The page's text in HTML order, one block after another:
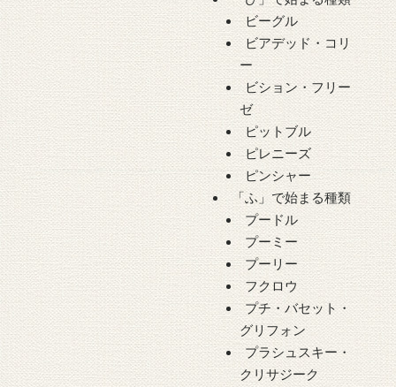
ビーグル
ビアデッド・コリ
ー
ビション・フリー
ゼ
ピットブル
ピレニーズ
ピンシャー
「ふ」で始まる種類
プードル
プーミー
プーリー
フクロウ
プチ・バセット・
グリフォン
プラシュスキー・
クリサジーク